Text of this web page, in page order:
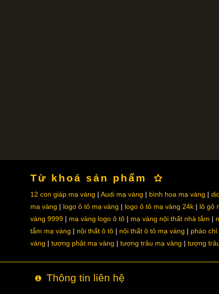
Từ khoá sản phẩm
12 con giáp mạ vàng Audi mạ vàng bình hoa mạ vàng
mạ vàng
logo ô tô mạ vàng logo ô tô mạ vàng 24k
lô gô
vàng 9999
mạ vàng logo ô tô mạ vàng nội thất nhà tắm
tắm mạ vàng
nội thất ô tô nội thất ô tô mạ vàng
phào chỉ
vàng
tượng phật mạ vàng tượng trâu mạ vàng tượng
Thông tin liên hệ